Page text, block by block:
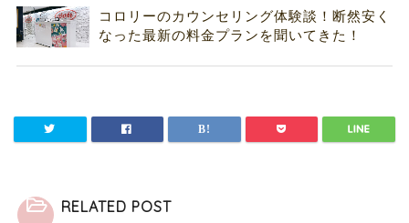
コロリーのカウンセリング体験談！断然安く
なった最新の料金プランを聞いてきた！
RELATED POST